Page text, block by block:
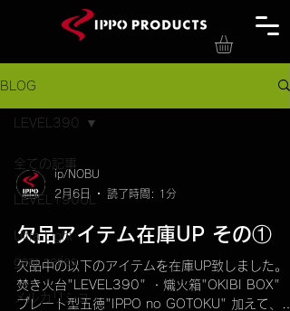
BLOG
全ての記事
LEVEL190UL
Ultra Light
gear series
メルカリショ
LEVEL390
ip/NOBU
2月6日
読了時間: 1分
欠品アイテム在庫UP その①
欠品中の以下のアイテムを在庫UP致しました。
焚き火台"LEVEL390" ・熾火箱"OKIBI BOX" ・
プレート型五徳"IPPO no GOTOKU" 加えて、